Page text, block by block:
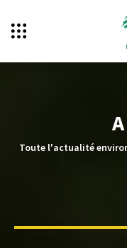
Toute l'actualité